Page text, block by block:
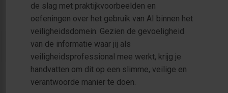
de slag met praktijkvoorbeelden en
oefeningen over het gebruik van AI binnen het
veiligheidsdomein. Gezien de gevoeligheid
van de informatie waar jij als
veiligheidsprofessional mee werkt, krijg je
handvatten om dit op een slimme, veilige en
verantwoorde manier te doen.